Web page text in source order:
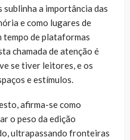
a importância das
e como lugares de
de plataformas
chamada de atenção é
se tiver leitores, e os
e estímulos.
afirma-se como
o peso da edição
ultrapassando fronteiras